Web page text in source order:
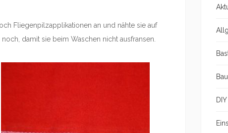
Fliegenpilzapplikationen an und nähte sie auf
damit sie beim Waschen nicht ausfransen.
DIY